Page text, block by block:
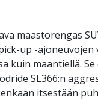
maastorengas
up -
kuin maantiellä.
SL366:n
itsestään